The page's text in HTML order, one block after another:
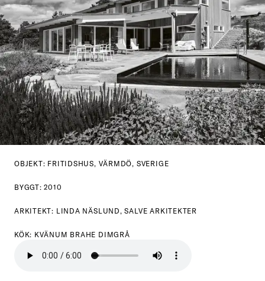
OBJEKT: FRITIDSHUS, VÄRMDÖ, SVERIGE
BYGGT: 2010
ARKITEKT: LINDA NÄSLUND, SALVE ARKITEKTER
KÖK: KVÄNUM BRAHE DIMGRÅ